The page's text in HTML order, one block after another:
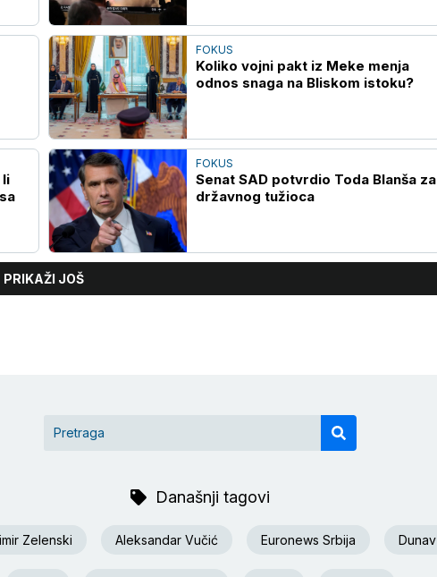
FOKUS
Koliko vojni pakt iz Meke menja
odnos snaga na Bliskom istoku?
li
FOKUS
Senat SAD potvrdio Toda Blanša za
državnog tužioca
PRIKAŽI JOŠ
Današnji tagovi
Zelenski Aleksandar Vučić Euronews Srbija Dunav